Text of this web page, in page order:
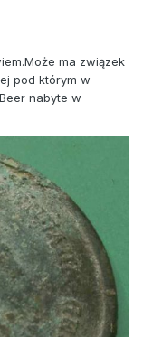
ma związek
pod którym w
nabyte w